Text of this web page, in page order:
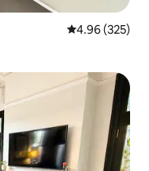
औसत रेटिंग 5 में से
4.96 (325)